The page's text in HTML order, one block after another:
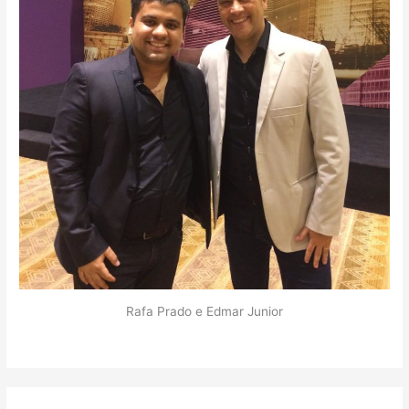
Rafa Prado e Edmar Junior